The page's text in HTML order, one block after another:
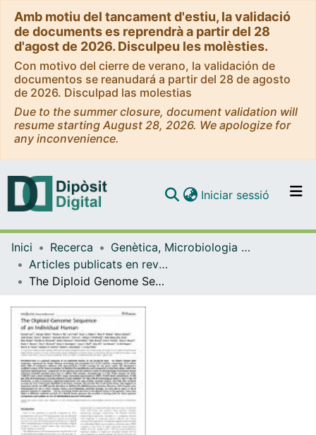
Amb motiu del tancament d'estiu, la validació
de documents es reprendrà a partir del 28
d'agost de 2026. Disculpeu les molèsties.
Con motivo del cierre de verano, la validación de
documentos se reanudará a partir del 28 de agosto
de 2026. Disculpad las molestias
Due to the summer closure, document validation will
resume starting August 28, 2026. We apologize for
any inconvenience.
Navega per tot el DD
Iniciar sessió (current)
Inici Recerca
Genètica, Microbiologia i Estadística
Articles publicats en revistes (Genètica, Microbiologia i Estadística)
The Diploid Genome Sequence of an Individual Human